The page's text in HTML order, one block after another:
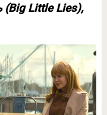
Little Lies),